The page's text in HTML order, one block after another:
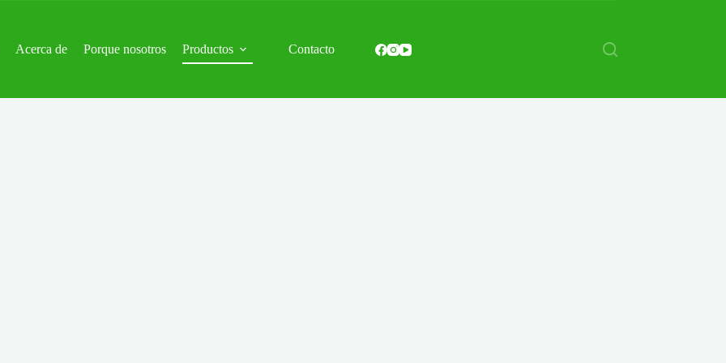
Acerca de Porque nosotros Productos Contacto